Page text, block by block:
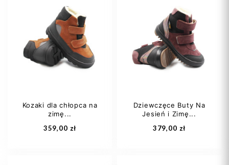
21
23
24 +1
Dodaj do koszyka
22
24
25
Dodaj do koszyka
Kozaki dla chłopca na
zimę...
359,00 zł
Dziewczęce Buty Na
Jesień i Zimę...
379,00 zł